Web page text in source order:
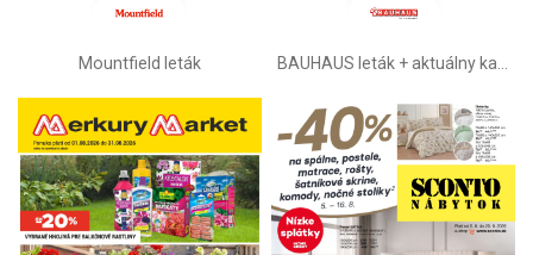
Mountfield leták